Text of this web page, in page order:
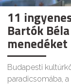
11
Bartók
Budapesti
paradicsomába, a